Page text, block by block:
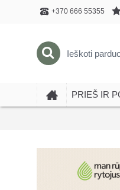
+370 666 55355
PRIEŠ IR